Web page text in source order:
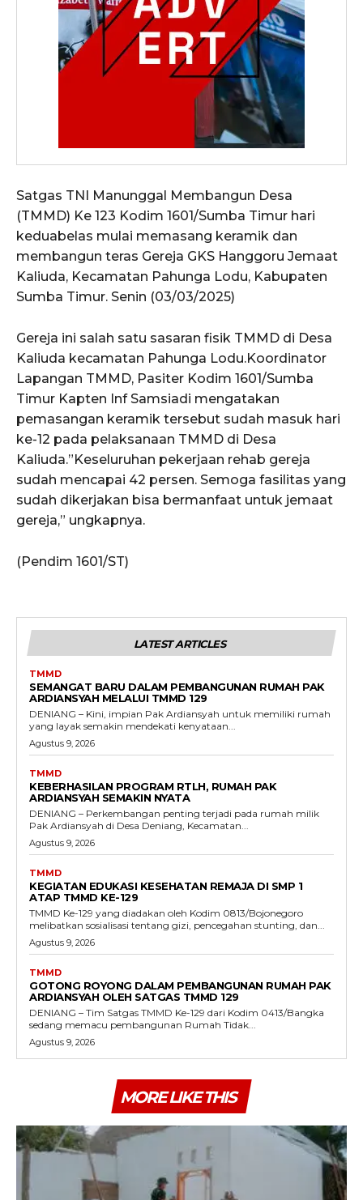
Satgas TNI Manunggal Membangun Desa
(TMMD) Ke 123 Kodim 1601/Sumba Timur hari
keduabelas mulai memasang keramik dan
membangun teras Gereja GKS Hanggoru Jemaat
Kaliuda, Kecamatan Pahunga Lodu, Kabupaten
Sumba Timur. Senin (03/03/2025)
Gereja ini salah satu sasaran fisik TMMD di Desa
Kaliuda kecamatan Pahunga Lodu.Koordinator
Lapangan TMMD, Pasiter Kodim 1601/Sumba
Timur Kapten Inf Samsiadi mengatakan
pemasangan keramik tersebut sudah masuk hari
ke-12 pada pelaksanaan TMMD di Desa
Kaliuda.”Keseluruhan pekerjaan rehab gereja
sudah mencapai 42 persen. Semoga fasilitas yang
sudah dikerjakan bisa bermanfaat untuk jemaat
gereja,” ungkapnya.
(Pendim 1601/ST)
LATEST ARTICLES
TMMD
SEMANGAT BARU DALAM PEMBANGUNAN RUMAH PAK
ARDIANSYAH MELALUI TMMD 129
DENIANG – Kini, impian Pak Ardiansyah untuk memiliki rumah
yang layak semakin mendekati kenyataan...
Agustus 9, 2026
TMMD
KEBERHASILAN PROGRAM RTLH, RUMAH PAK
ARDIANSYAH SEMAKIN NYATA
DENIANG – Perkembangan penting terjadi pada rumah milik
Pak Ardiansyah di Desa Deniang, Kecamatan...
Agustus 9, 2026
TMMD
KEGIATAN EDUKASI KESEHATAN REMAJA DI SMP 1
ATAP TMMD KE-129
TMMD Ke-129 yang diadakan oleh Kodim 0813/Bojonegoro
melibatkan sosialisasi tentang gizi, pencegahan stunting, dan...
Agustus 9, 2026
TMMD
GOTONG ROYONG DALAM PEMBANGUNAN RUMAH PAK
ARDIANSYAH OLEH SATGAS TMMD 129
DENIANG – Tim Satgas TMMD Ke-129 dari Kodim 0413/Bangka
sedang memacu pembangunan Rumah Tidak...
Agustus 9, 2026
MORE LIKE THIS